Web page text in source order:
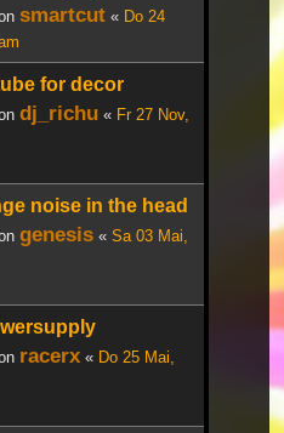
smartcut « Do 24
for decor
dj_richu « Fr 27 Nov,
noise in the head
genesis « Sa 03 Mai,
racerx « Do 25 Mai,